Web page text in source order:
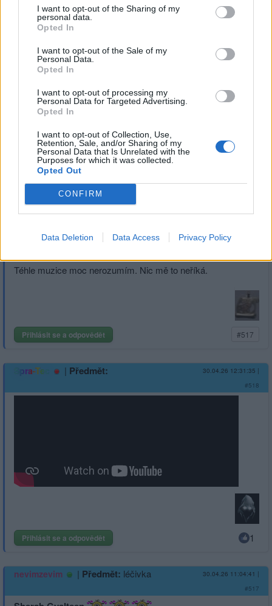
I want to opt-out of the Sharing of my
personal data.
Opted In
I want to opt-out of the Sale of my
Personal Data.
Opted In
I want to opt-out of processing my
Personal Data for Targeted Advertising.
Opted In
I want to opt-out of Collection, Use,
Retention, Sale, and/or Sharing of my
Personal Data that Is Unrelated with the
Purposes for which it was collected.
Opted Out
CONFIRM
Data Deletion Data Access Privacy Policy
Přihlásit se a odpovědět
Reakce na příspěvek
To nevadí, je to spíš mantra než muzika. Ale léčit určitě
umí (ducha) .. proto mě napadlo ji sem dát.
Přihlásit se a odpovědět
Téhle muzice moc nerozumím. Nic mě to neříká.
Přihlásit se a odpovědět #517
Spra-Tec | Předmět: 30.04.26 12:31:35 |
#518
Přihlásit se a odpovědět 1
nevimzevim | Předmět: léčivka 30.04.26 11:04:41 |
#517